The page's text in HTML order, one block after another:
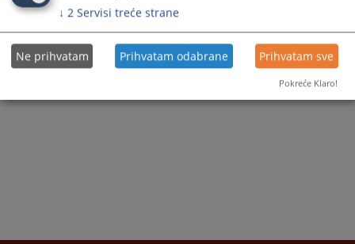
↓ 2 Servisi treće strane
Ne prihvatam Prihvatam odabrane Prihvatam sve
Pokreće Klaro!